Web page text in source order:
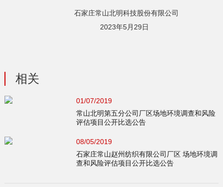
石家庄常山北明科技股份有限公司
2023年5月29日
相关
01/07/2019
常山北明第五分公司厂区场地环境调查和风险
评估项目公开比选公告
08/05/2019
石家庄常山赵州纺织有限公司厂区 场地环境调
查和风险评估项目公开比选公告